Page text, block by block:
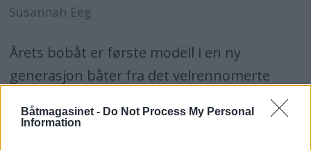
Båtmagasinet - Do Not Process My Personal
Information
Susannah Eeg
Årets bobåt er første modell i en ny
generasjon båter fra det velrennomerte
bobåtene som fortsatt produseres i Norge,